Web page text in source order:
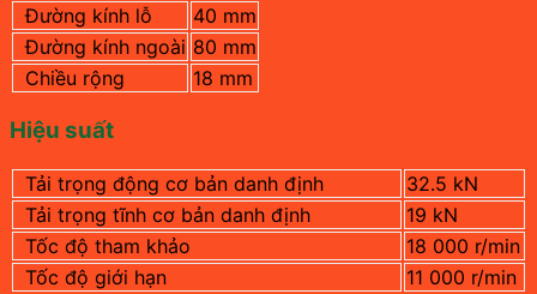
Đường kính lỗ
40 mm
Đường kính ngoài 80 mm
Chiều rộng
18 mm
Hiệu suất
Tải trọng động cơ bản danh định
32.5 kN
Tải trọng tĩnh cơ bản danh định
19 kN
Tốc độ tham khảo
18 000 r/min
Tốc độ giới hạn
11 000 r/min